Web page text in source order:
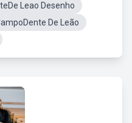
Leao Desenho
De Leão